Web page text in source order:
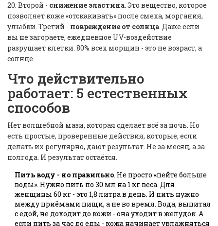
20. Второй - снижение эластина. Это вещество, которое
позволяет коже «отскакивать» после смеха, моргания,
улыбки. Третий - повреждение от солнца. Даже если
вы не загораете, ежедневное UV-воздействие
разрушает клетки. 80% всех морщин - это не возраст, а
солнце.
Что действительно
работает: 5 естественных
способов
Нет волшебной мази, которая сделает всё за ночь. Но
есть простые, проверенные действия, которые, если
делать их регулярно, дают результат. Не за месяц, а за
полгода. И результат остаётся.
Пить воду - но правильно. Не просто «пейте больше
воды». Нужно пить по 30 мл на 1 кг веса. Для
женщины 60 кг - это 1,8 литра в день. И пить нужно
между приёмами пищи, а не во время. Вода, выпитая
с едой, не доходит до кожи - она уходит в желудок. А
если пить за час до еды - кожа начинает увлажняться